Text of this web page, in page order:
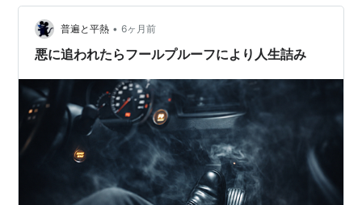
参考
フールプルーフとは - IT用語辞典 e-Words
フールプルーフとは (fool proof)： - IT用語辞典バイナ
リ
信頼性設計 - Wikipedia
関連用語
フェールソフト
フェールセーフ
普遍と平熱 • 6ヶ月前
悪に追われたらフールプルーフにより人生詰み